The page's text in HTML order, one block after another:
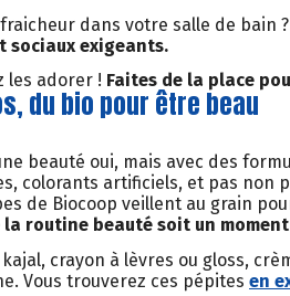
dans votre salle de
sociaux exigeants.
les adorer ! Faites de la place
du bio pour être beau
beauté oui, mais avec des
colorants artificiels, et pas non
de Biocoop veillent au grain
la routine beauté soit un
kajal, crayon à lèvres ou gloss,
Vous trouverez ces pépites en